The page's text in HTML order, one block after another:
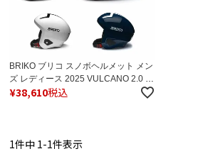
BRIKO ブリコ スノボヘルメット メン
ズ レディース 2025 VULCANO 2.0 /
ボルケーノ2.0 / 251138W【FIS対応】
¥38,610税込
1件中 1-1件表示